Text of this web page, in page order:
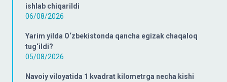
ishlab chiqarildi
06/08/2026
Yarim yilda O‘zbekistonda qancha egizak chaqaloq
tug‘ildi?
05/08/2026
Navoiy viloyatida 1 kvadrat kilometrga necha kishi